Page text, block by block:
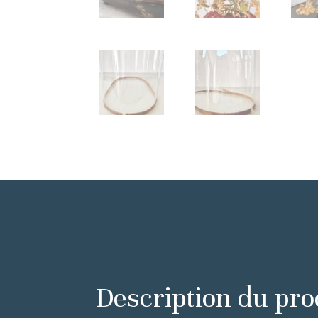
Description du